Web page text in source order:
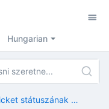
Hungarian
státuszának megtekintése